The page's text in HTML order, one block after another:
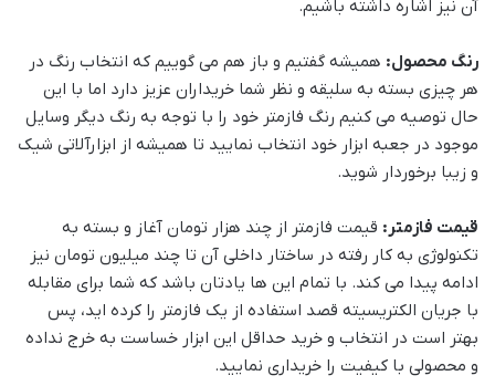
آن نیز اشاره داشته باشیم.
رنگ محصول: همیشه گفتیم و باز هم می گوییم که انتخاب رنگ در
هر چیزی بسته به سلیقه و نظر شما خریداران عزیز دارد اما با این
حال توصیه می کنیم رنگ فازمتر خود را با توجه به رنگ دیگر وسایل
موجود در جعبه ابزار خود انتخاب نمایید تا همیشه از ابزارآلاتی شیک
و زیبا برخوردار شوید.
قیمت فازمتر: قیمت فازمتر از چند هزار تومان آغاز و بسته به
تکنولوژی به کار رفته در ساختار داخلی آن تا چند میلیون تومان نیز
ادامه پیدا می کند. با تمام این ها یادتان باشد که شما برای مقابله
با جریان الکتریسیته قصد استفاده از یک فازمتر را کرده اید، پس
بهتر است در انتخاب و خرید حداقل این ابزار خساست به خرج نداده
و محصولی با کیفیت را خریداری نمایید.